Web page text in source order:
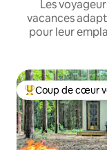
Les
vacances
pour leur
Coups de cœur
Coup de cœur